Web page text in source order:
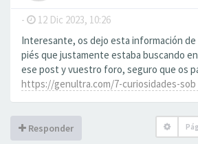
- 12 Dic 2023, 10:26
Interesante, os dejo esta información de
piés que justamente estaba buscando
ese post y vuestro foro, seguro que os
https://genultra.com/7-curiosidades-sob
Responder